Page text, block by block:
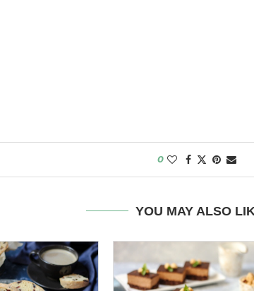
0
YOU MAY ALSO